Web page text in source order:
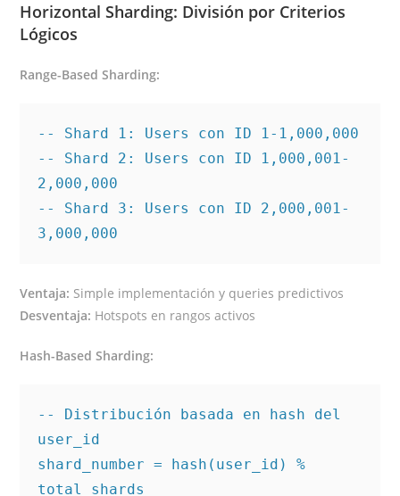
Horizontal Sharding: División por Criterios
Lógicos
Range-Based Sharding:
-- Shard 1: Users con ID 1-1,000,000
-- Shard 2: Users con ID 1,000,001-
2,000,000
-- Shard 3: Users con ID 2,000,001-
Ventaja: Simple implementación y queries predictivos
Desventaja: Hotspots en rangos activos
Hash-Based Sharding:
-- Distribución basada en hash del
user_id
shard_number = hash(user_id) %